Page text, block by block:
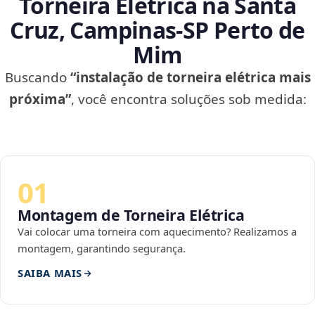
Cruz, Campinas‑SP Perto de
Mim
Buscando“instalação de torneira elétrica mais
próxima”, você encontra soluções sob medida:
01
Montagem de Torneira Elétrica
Vai colocar uma torneira com aquecimento? Realizamos a
montagem, garantindo segurança.
SAIBA MAIS